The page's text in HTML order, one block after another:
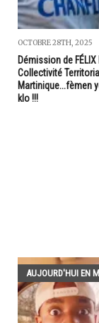
OCTOBRE 28TH, 2025
Démission de FÉLIX
Collectivité
Martinique...fèmen
klo !!!
AUJOURD'HUI EN